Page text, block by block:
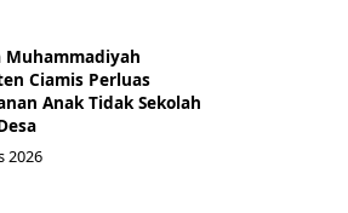
Muhammadiyah
Ciamis Perluas
Anak Tidak Sekolah
2026